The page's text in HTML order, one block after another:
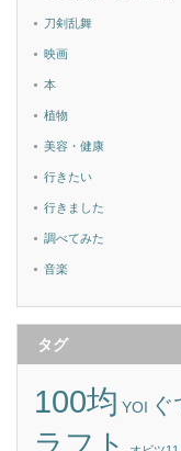
刀剣乱舞
映画
本
植物
美容・健康
行きたい
行きました
調べてみた
音楽
タグ
100均 YOI ぐ
ラフト